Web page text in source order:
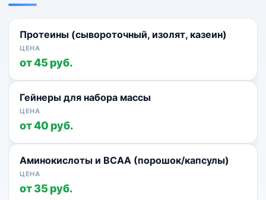
Протеины (сывороточный, изолят, казеин)
от 45 руб.
Гейнеры для набора массы
от 40 руб.
Аминокислоты и BCAA (порошок/капсулы)
от 35 руб.